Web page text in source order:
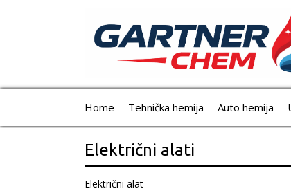
Home Tehnička hemija Auto hemija
Električni alati
Električni alat